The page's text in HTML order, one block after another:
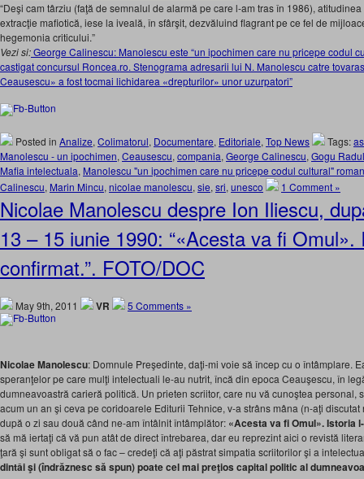
“Deşi cam târziu (faţă de semnalul de alarmă pe care l-am tras în 1986),
extracţie mafiotică, iese la iveală, în sfârşit, dezvăluind flagrant pe ce fel de
hegemonia criticului.”
Vezi si:George Calinescu: Manolescu este “un ipochimen care nu pricepe codul
castigat concursul Roncea.ro. Stenograma adresarii lui N. Manolescu catre
Ceausescu» a fost tocmai lichidarea «drepturilor» unor uzurpatori”
Posted in Analize, Colimatorul, Documentare, Editoriale, Top News Tags:
Manolescu - un ipochimen, Ceausescu, compania, George Calinescu, Gogu
Mafia intelectuala, Manolescu "un ipochimen care nu pricepe codul cultural"
Calinescu, Marin Mincu, nicolae manolescu, sie, sri, unesco 1 Comment »
Nicolae Manolescu despre Ion Iliescu,
13 – 15 iunie 1990: “«Acesta va fi Omul».
confirmat.”. FOTO/DOC
May 9th, 2011 VR 5 Comments »
Nicolae Manolescu: Domnule Preşedinte, daţi-mi voie să încep cu o întâmplare.
speranţelor pe care mulţi intelectuali le-au nutrit, încă din epoca Ceauşescu, în
dumneavoastră carieră politică. Un prieten scriitor, care nu vă cunoştea personal,
acum un an şi ceva pe coridoarele Editurii Tehnice, v-a strâns mâna (n-aţi
după o zi sau două când ne-am întâlnit întâmplător: «Acesta va fi Omul». Istoria
să mă iertaţi că vă pun atât de direct întrebarea, dar eu reprezint aici o revistă
ţară şi sunt obligat să o fac – credeţi că aţi păstrat simpatia scriitorilor şi a
dintâi şi (îndrăznesc să spun) poate cel mai preţios capital politic al